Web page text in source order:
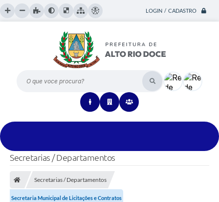
LOGIN / CADASTRO
O que voce procura?
Secretarias / Departamentos
Secretarias / Departamentos
Secretaria Municipal de Licitações e Contratos